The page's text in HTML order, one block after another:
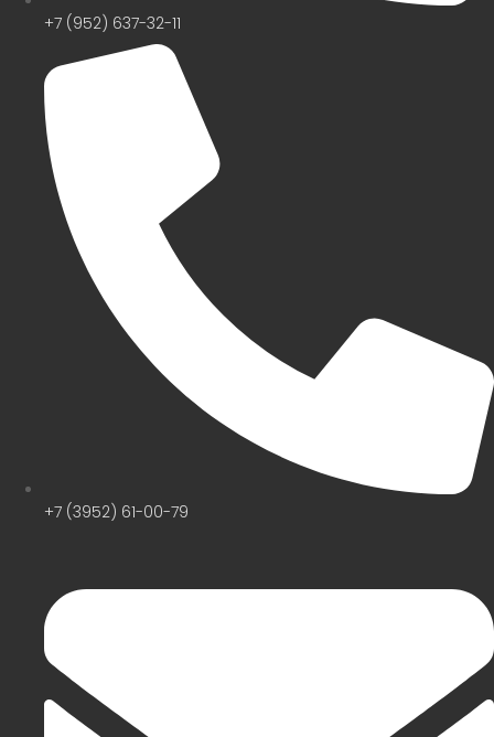
+7 (952) 637-32-11
+7 (3952) 61-00-79